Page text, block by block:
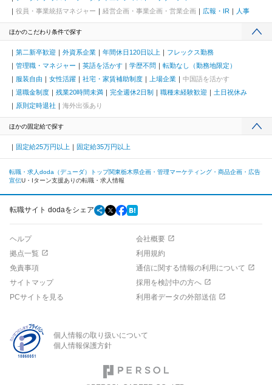
役員・事業統括マネジャー
経営企画・事業企画・営業企画 広報・IR 人事
ほかのこだわり条件で探す
第二新卒歓迎 外資系企業 年間休日120日以上
フレックス勤務
管理職・マネジャー
英語を活かす 学歴不問
転勤なし（勤務地限定）
服装自由
女性活躍 社宅・家賃補助制度 上場企業
中国語を活かす
退職金制度
残業20時間未満 完全週休2日制 職種未経験歓迎
土日祝休み
原則定時退社
海外出張あり
ほかの固定給で探す
固定給25万円以上 固定給35万円以上
転職・求人doda（デューダ）トップ関東栃木県企画・管理マーケティング・商品企画・広告
宣伝U・Iターン支援ありの転職・求人情報
転職サイト dodaをシェア
ヘルプ
会社概要
拠点一覧
利用規約
免責事項
通信に関する情報の利用について
サイトマップ
採用を検討中の方へ
PCサイトを見る
利用者データの外部送信
個人情報の取り扱いについて
個人情報保護方針